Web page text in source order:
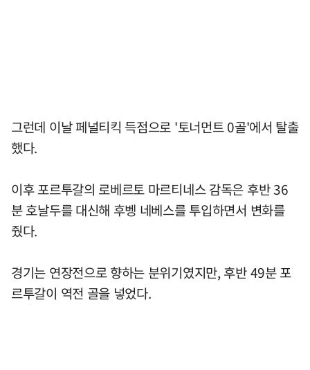
그런데 이날 페널티킥 득점으로 '토너먼트 0골'에서 탈출
했다.
이후 포르투갈의 로베르토 마르티네스 감독은 후반 36
분 호날두를 대신해 후벵 네베스를 투입하면서 변화를
줬다.
경기는 연장전으로 향하는 분위기였지만, 후반 49분 포
르투갈이 역전 골을 넣었다.